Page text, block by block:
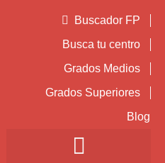
Buscador FP
Busca tu centro
Grados Medios
Grados Superiores
Blog